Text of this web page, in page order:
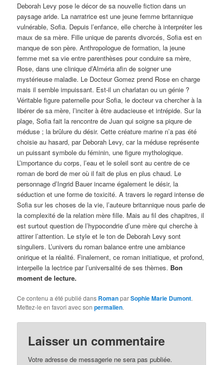
Deborah Levy pose le décor de sa nouvelle fiction dans un
paysage aride. La narratrice est une jeune femme britannique
vulnérable, Sofia. Depuis l’enfance, elle cherche à interpréter les
maux de sa mère. Fille unique de parents divorcés, Sofia est en
manque de son père. Anthropologue de formation, la jeune
femme met sa vie entre parenthèses pour conduire sa mère,
Rose, dans une clinique d’Alméria afin de soigner une
mystérieuse maladie. Le Docteur Gomez prend Rose en charge
mais il semble impuissant. Est-il un charlatan ou un génie ?
Véritable figure paternelle pour Sofia, le docteur va chercher à la
libérer de sa mère, l’inciter à être audacieuse et intrépide. Sur la
plage, Sofia fait la rencontre de Juan qui soigne sa piqure de
méduse ; la brûlure du désir. Cette créature marine n’a pas été
choisie au hasard, par Deborah Levy, car la méduse représente
un puissant symbole du féminin, une figure mythologique.
L’importance du corps, l’eau et le soleil sont au centre de ce
roman de bord de mer où il fait de plus en plus chaud. Le
personnage d’Ingrid Bauer incarne également le désir, la
séduction et une forme de toxicité. A travers le regard intense de
Sofia sur les choses de la vie, l’auteure britannique nous parle de
la complexité de la relation mère fille. Mais au fil des chapitres, il
est surtout question de l’hypocondrie d’une mère qui cherche à
attirer l’attention. Le style et le ton de Deborah Levy sont
singuliers. L’univers du roman balance entre une ambiance
onirique et la réalité. Finalement, ce roman initiatique, et profond,
interpelle la lectrice par l’universalité de ses thèmes. Bon
moment de lecture.
Ce contenu a été publié dans RomanparSophie Marie Dumont.
Mettez-le en favori avec sonpermalien.
Laisser un commentaire
Votre adresse de messagerie ne sera pas publiée.